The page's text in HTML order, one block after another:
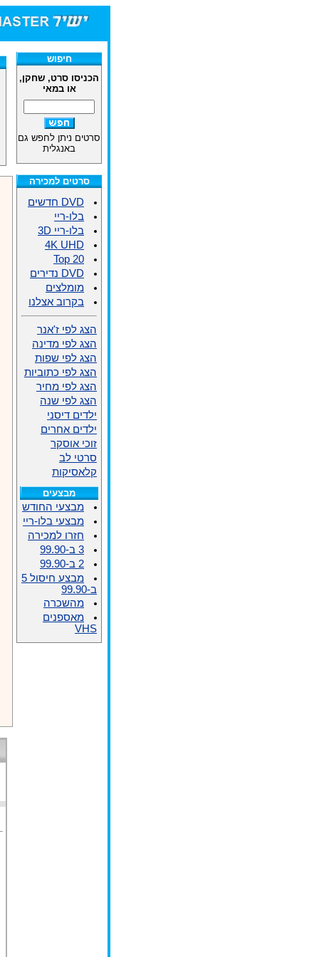
חיפוש
הכניסו סרט, שחקן,
או במאי
סרטים ניתן לחפש גם
באנגלית
סרטים למכירה
DVD חדשים
בלו-ריי
בלו-ריי 3D
4K UHD
Top 20
DVD נדירים
מומלצים
בקרוב אצלנו
הצג לפי ז'אנר
הצג לפי מדינה
הצג לפי שפות
הצג לפי כתוביות
הצג לפי מחיר
הצג לפי שנה
ילדים דיסני
ילדים אחרים
זוכי אוסקר
סרטי לב
קלאסיקות
מבצעים
מבצעי החודש
מבצעי בלו-ריי
חזרו למכירה
3 ב-99.90
2 ב-99.90
מבצע חיסול 5
ב-99.90
מהשכרה
מאספנים
VHS